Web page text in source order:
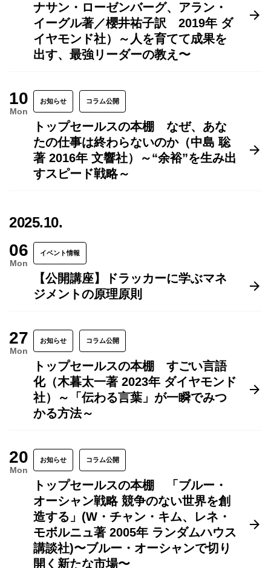
ナサン・ローゼンバーグ、アラン・
イーグル著／櫻井祐子訳 2019年 ダ
イヤモンド社）～人を育てて成果を
出す、最強リーダーの教え〜
10
Mon
お知らせ コラム公開
トップセールスの本棚 なぜ、あな
たの仕事は終わらないのか（中島 聡
著 2016年 文響社）～“余裕”を生み出
すスピード戦略～
2025.10.
06
Mon
イベント情報
【公開講座】ドラッカーに学ぶマネ
ジメントの原理原則
27
Mon
お知らせ コラム公開
トップセールスの本棚 すごい言語
化（木暮太一著 2023年 ダイヤモンド
社）～「伝わる言葉」が一瞬でみつ
かる方法～
20
Mon
お知らせ コラム公開
トップセールスの本棚 「ブルー・
オーシャン戦略 競争のない世界を創
造する」(W・チャン・キム、レネ・
モボルニュ著 2005年 ランダムハウス
講談社)〜ブルー・オーシャンで切り
開く新たな市場〜